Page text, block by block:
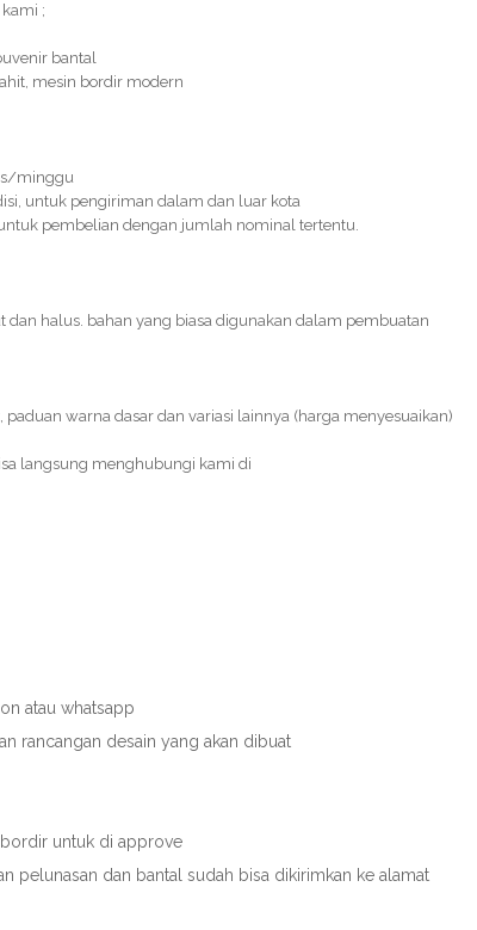
;
bantal
mesin bordir modern
minggu
untuk pengiriman dalam dan luar kota
pembelian dengan jumlah nominal tertentu.
halus. bahan yang biasa digunakan dalam pembuatan
warna dasar dan variasi lainnya (harga menyesuaikan)
langsung menghubungi kami di
atau whatsapp
rancangan desain yang akan dibuat
untuk di approve
pelunasan dan bantal sudah bisa dikirimkan ke alamat